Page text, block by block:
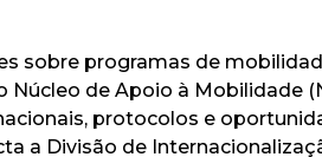
sobre programas de
Núcleo de Apoio à Mobilidade
protocolos e
a Divisão de